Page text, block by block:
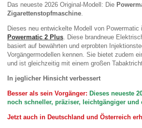
Das neueste 2026 Original-Modell: Die
Zigarettenstopfmaschine.
Dieses neu entwickelte Modell von Powermatic
Powermatic 2 Plus. Diese brandneue
basiert auf bewährten und erprobten
Vorgängermodellen kennen. Sie bietet zudem
und ist gleichzeitig mit einem großen
In jeglicher Hinsicht verbessert
Besser als sein Vorgänger: Dieses neueste
noch schneller, präziser, leichtgängiger und
Jetzt auch in Deutschland und Österreich